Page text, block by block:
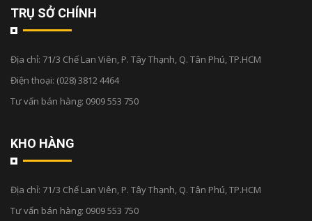
TRỤ SỞ CHÍNH
Địa chỉ: 71/3 Chế Lan Viên, P. Tây Thạnh, Q. Tân Phú, TP.HCM
Điện thoại: (028) 3812 4464
Tư vấn bán hàng: 0909 553 750
KHO HÀNG
Địa chỉ: 71/3 Chế Lan Viên, P. Tây Thạnh, Q. Tân Phú, TP.HCM
Tư vấn bán hàng: 0909 553 750